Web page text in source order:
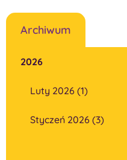
Archiwum
2026
Luty 2026 (1)
Styczeń 2026 (3)